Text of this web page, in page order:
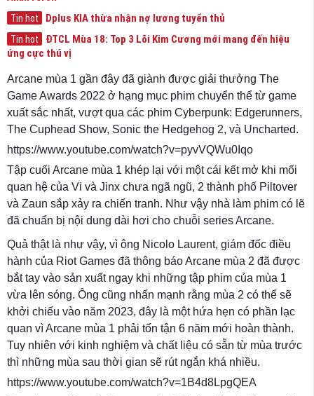
Tin hot Dplus KIA thừa nhận nợ lương tuyển thủ
Tin hot
ĐTCL Mùa 18: Top 3 Lõi Kim Cương mới mang đến hiệu
ứng cực thú vị
Arcane mùa 1 gần đây đã giành được giải thưởng The
Game Awards 2022 ở hạng mục phim chuyển thể từ game
xuất sắc nhất, vượt qua các phim Cyberpunk: Edgerunners,
The Cuphead Show, Sonic the Hedgehog 2, và Uncharted.
https://www.youtube.com/watch?v=pyvVQWu0Iqo
Tập cuối Arcane mùa 1 khép lại với một cái kết mở khi mối
quan hệ của Vi và Jinx chưa ngã ngũ, 2 thành phố Piltover
và Zaun sắp xảy ra chiến tranh. Như vậy nhà làm phim có lẽ
đã chuẩn bị nội dung dài hơi cho chuỗi series Arcane.
Quả thật là như vậy, vì ông Nicolo Laurent, giám đốc điều
hành của Riot Games đã thông báo Arcane mùa 2 đã được
bắt tay vào sản xuất ngay khi những tập phim của mùa 1
vừa lên sóng. Ông cũng nhấn mạnh rằng mùa 2 có thể sẽ
khởi chiếu vào năm 2023, đây là một hứa hẹn có phần lạc
quan vì Arcane mùa 1 phải tốn tận 6 năm mới hoàn thành.
Tuy nhiên với kinh nghiệm và chất liệu có sẵn từ mùa trước
thì những mùa sau thời gian sẽ rút ngắn khá nhiều.
https://www.youtube.com/watch?v=1B4d8LpgQEA